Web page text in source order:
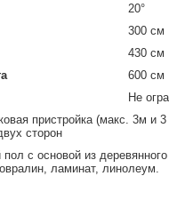
20°
300 см
430 см
600 см
Не
пристройка (макс. 3м и
сторон
с основой из
ламинат, линолеум.